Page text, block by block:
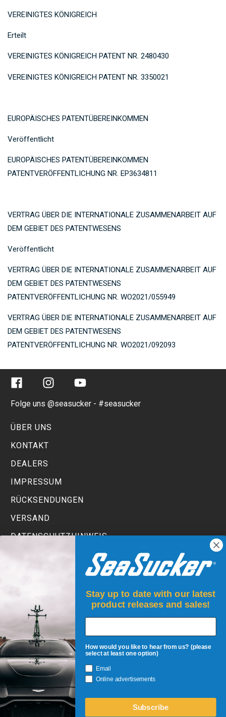
VEREINIGTES KÖNIGREICH
Erteilt
VEREINIGTES KÖNIGREICH PATENT NR. 2480430
VEREINIGTES KÖNIGREICH PATENT NR. 3350021
EUROPÄISCHES PATENTÜBEREINKOMMEN
Veröffentlicht
EUROPÄISCHES PATENTÜBEREINKOMMEN
PATENTVERÖFFENTLICHUNG NR. EP3634811
VERTRAG ÜBER DIE INTERNATIONALE ZUSAMMENARBEIT AUF
DEM GEBIET DES PATENTWESENS
Veröffentlicht
VERTRAG ÜBER DIE INTERNATIONALE ZUSAMMENARBEIT AUF
DEM GEBIET DES PATENTWESENS
PATENTVERÖFFENTLICHUNG NR. WO2021/055949
VERTRAG ÜBER DIE INTERNATIONALE ZUSAMMENARBEIT AUF
DEM GEBIET DES PATENTWESENS
PATENTVERÖFFENTLICHUNG NR. WO2021/092093
Facebook Instagram YouTube
Folge uns @seasucker - #seasucker
ÜBER UNS
KONTAKT
DEALERS
IMPRESSUM
RÜCKSENDUNGEN
VERSAND
DATENSCHUTZHINWEIS
TERMS AND CONDITIONS
ANMELDEN!
Seien Sie der Erste, der über Restposten, neue Produkte,
Veranstaltungen und Rabatte informiert wird!
Stay up to date with our latest
product releases and sales!
How would you like to hear from us? (please
select at least one option)
Email
Online advertisements
Subscribe